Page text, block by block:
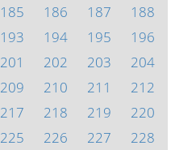
185 186 187
188
193 194 195
196
201 202 203
204
209 210 211
212
217 218 219
220
225 226 227
228